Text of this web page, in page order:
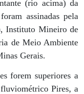
(rio acima) da
assinadas pela
Instituto Mineiro de
de Meio Ambiente
Gerais.
forem superiores a
Pires, a